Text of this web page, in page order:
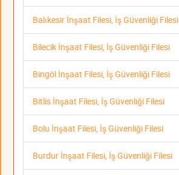
Balıkesir İnşaat Filesi, İş Güvenliği Filesi
Bilecik İnşaat Filesi, İş Güvenliği Filesi
Bingöl İnşaat Filesi, İş Güvenliği Filesi
Bitlis İnşaat Filesi, İş Güvenliği Filesi
Bolu İnşaat Filesi, İş Güvenliği Filesi
Burdur İnşaat Filesi, İş Güvenliği Filesi